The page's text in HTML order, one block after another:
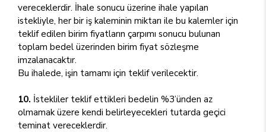
vereceklerdir. İhale sonucu üzerine ihale yapılan
istekliyle, her bir iş kaleminin miktarı ile bu kalemler için
teklif edilen birim fiyatların çarpımı sonucu bulunan
toplam bedel üzerinden birim fiyat sözleşme
imzalanacaktır.
Bu ihalede, işin tamamı için teklif verilecektir.
10. İstekliler teklif ettikleri bedelin %3’ünden az
olmamak üzere kendi belirleyecekleri tutarda geçici
teminat vereceklerdir.